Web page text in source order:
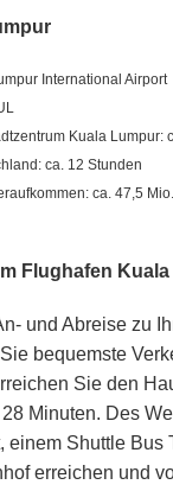
International Airport
Kuala Lumpur:
ca. 12 Stunden
ca. 47,5 Mio.
Flughafen
und Abreise zu
bequemste
Sie den
Minuten. Des
einem Shuttle Bus
erreichen und